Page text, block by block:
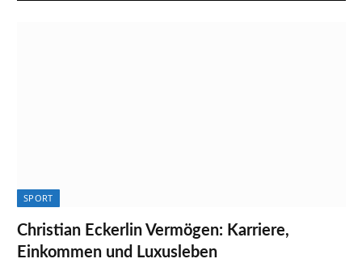
SPORT
Christian Eckerlin Vermögen: Karriere,
Einkommen und Luxusleben